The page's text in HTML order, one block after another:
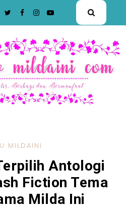
solid #e8e8e8; }
MILDAINI
Antologi
Fiction Tema
Milda Ini